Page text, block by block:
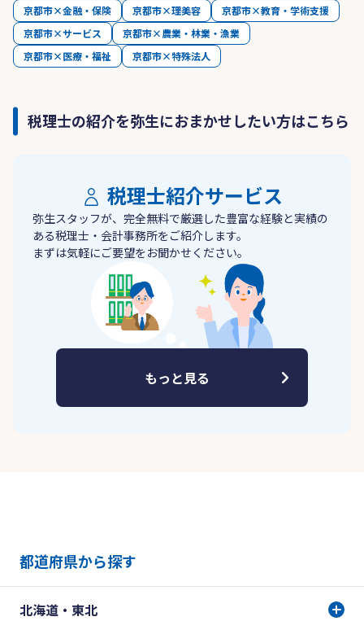
京都市×金融・保険
京都市×理美容
京都市×教育・学術支援
京都市×サービス
京都市×農業・林業・漁業
京都市×医療・福祉
京都市×特殊法人
税理士の紹介を弥生におまかせしたい方はこちら
税理士紹介サービス
弥生スタッフが、完全無料で厳選した豊富な経験と実績の
ある税理士・会計事務所をご紹介します。
まずは気軽にご要望をお聞かせください。
もっと見る
都道府県から探す
北海道・東北